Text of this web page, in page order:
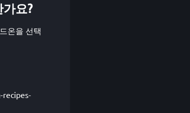
요?
온을 선택
recipes-